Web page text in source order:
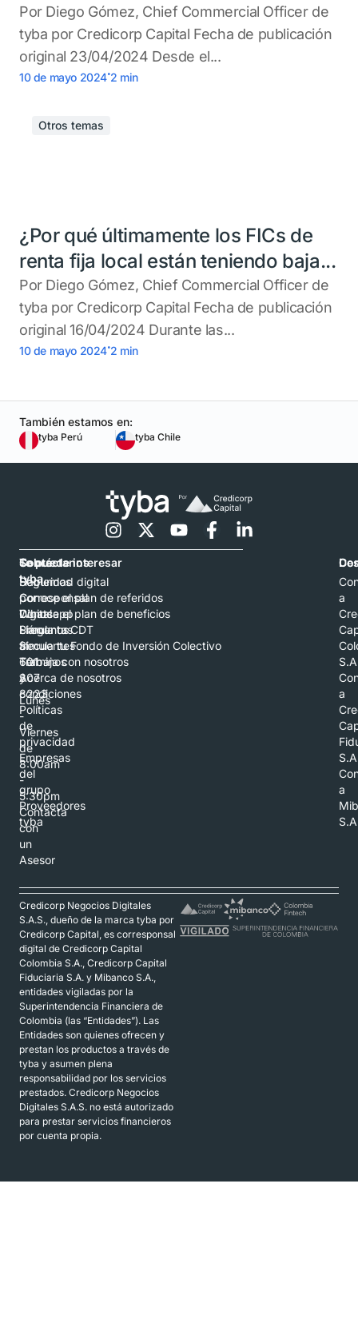
Por Diego Gómez, Chief Commercial Officer de
tyba por Credicorp Capital Fecha de publicación
original 23/04/2024 Desde el...
10 de mayo 2024.2 min
Otros temas
¿Por qué últimamente los FICs de
renta fija local están teniendo baja...
Por Diego Gómez, Chief Commercial Officer de
tyba por Credicorp Capital Fecha de publicación
original 16/04/2024 Durante las...
10 de mayo 2024.2 min
También estamos en:
tyba Perú tyba Chile
Contáctanos
Hablemos
por
Whatsapp
Llámanos
al
601
307
8223
Lunes
-
Viernes
de
8:00am
-
5:30pm
Contacta
con
un
Asesor
Sobre
tyba
Corresponsal
Digital
Preguntas
frecuentes
Términos
y
condiciones
Políticas
de
privacidad
Empresas
del
grupo
Proveedores
tyba
Te puede interesar
Seguridad digital
Conoce el plan de referidos
Conoce el plan de beneficios
Simula tu CDT
Simula tu Fondo de Inversión Colectivo
Trabaja con nosotros
Acerca de nosotros
a
a
a
Credicorp Negocios Digitales
S.A.S., dueño de la marca tyba por
Credicorp Capital, es corresponsal
digital de Credicorp Capital
Colombia S.A., Credicorp Capital
Fiduciaria S.A. y Mibanco S.A.,
entidades vigiladas por la
Superintendencia Financiera de
Colombia (las “Entidades”). Las
Entidades son quienes ofrecen y
prestan los productos a través de
tyba y asumen plena
responsabilidad por los servicios
prestados. Credicorp Negocios
Digitales S.A.S. no está autorizado
para prestar servicios financieros
por cuenta propia.